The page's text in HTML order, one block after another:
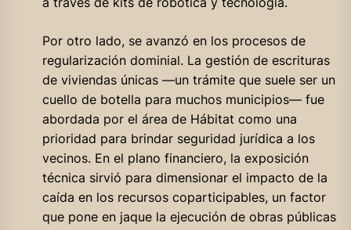
Por otro lado, se avanzó en los procesos de
regularización dominial. La gestión de escrituras
de viviendas únicas —un trámite que suele ser un
cuello de botella para muchos municipios— fue
abordada por el área de Hábitat como una
prioridad para brindar seguridad jurídica a los
vecinos. En el plano financiero, la exposición
técnica sirvió para dimensionar el impacto de la
caída en los recursos coparticipables, un factor
que pone en jaque la ejecución de obras públicas